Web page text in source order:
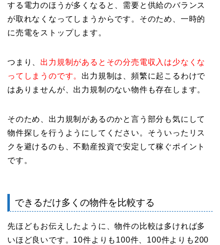
する電力のほうが多くなると、需要と供給のバランス
が取れなくなってしまうからです。そのため、一時的
に売電をストップします。
つまり、 出力規制があるとその分売電収入は少なくな
ってしまうのです。 出力規制は、頻繁に起こるわけで
はありませんが、出力規制のない物件も存在します。
そのため、出力規制があるのかと言う部分も気にして
物件探しを行うようにしてください。そういったリス
クを避けるのも、不動産投資で安定して稼ぐポイント
です。
できるだけ多くの物件を比較する
先ほどもお伝えしたように、物件の比較は多ければ多
いほど良いです。10件よりも100件、100件よりも200